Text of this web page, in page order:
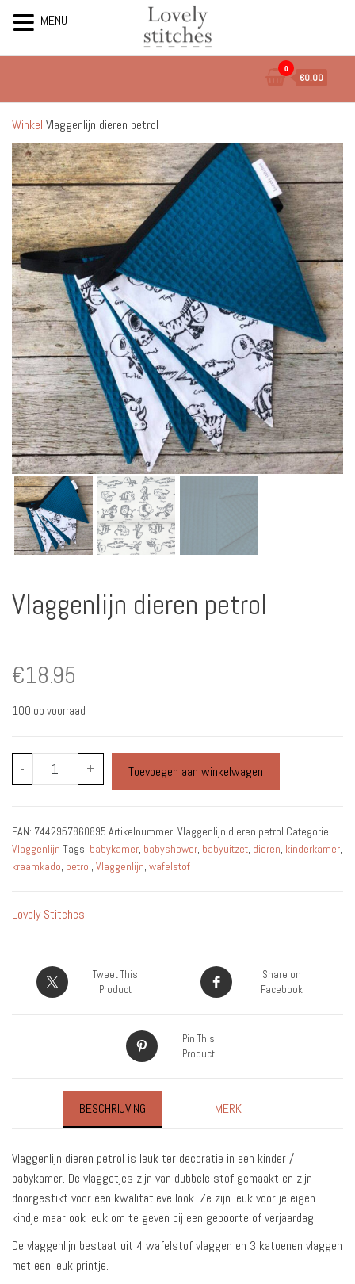
de
inhoud
0
€0.00
Winkel Vlaggenlijn dieren petrol
Vlaggenlijn dieren petrol
€18.95
100 op voorraad
-
Vlaggenlijn
dieren
+ Toevoegen aan winkelwagen
EAN: 7442957860895 Artikelnummer: Vlaggenlijn dieren petrol Categorie:
Vlaggenlijn Tags: babykamer babyshower babyuitzet dieren kinderkamer
kraamkado petrol Vlaggenlijn wafelstof
Lovely Stitches
Tweet This
Product
Share on
Facebook
Pin This
Product
BESCHRIJVING MERK
Vlaggenlijn dieren petrol is leuk ter decoratie in een kinder /
babykamer. De vlaggetjes zijn van dubbele stof gemaakt en zijn
doorgestikt voor een kwalitatieve look. Ze zijn leuk voor je eigen
kindje maar ook leuk om te geven bij een geboorte of verjaardag.
De vlaggenlijn bestaat uit 4 wafelstof vlaggen en 3 katoenen vlaggen
met een leuk printje.
MENU